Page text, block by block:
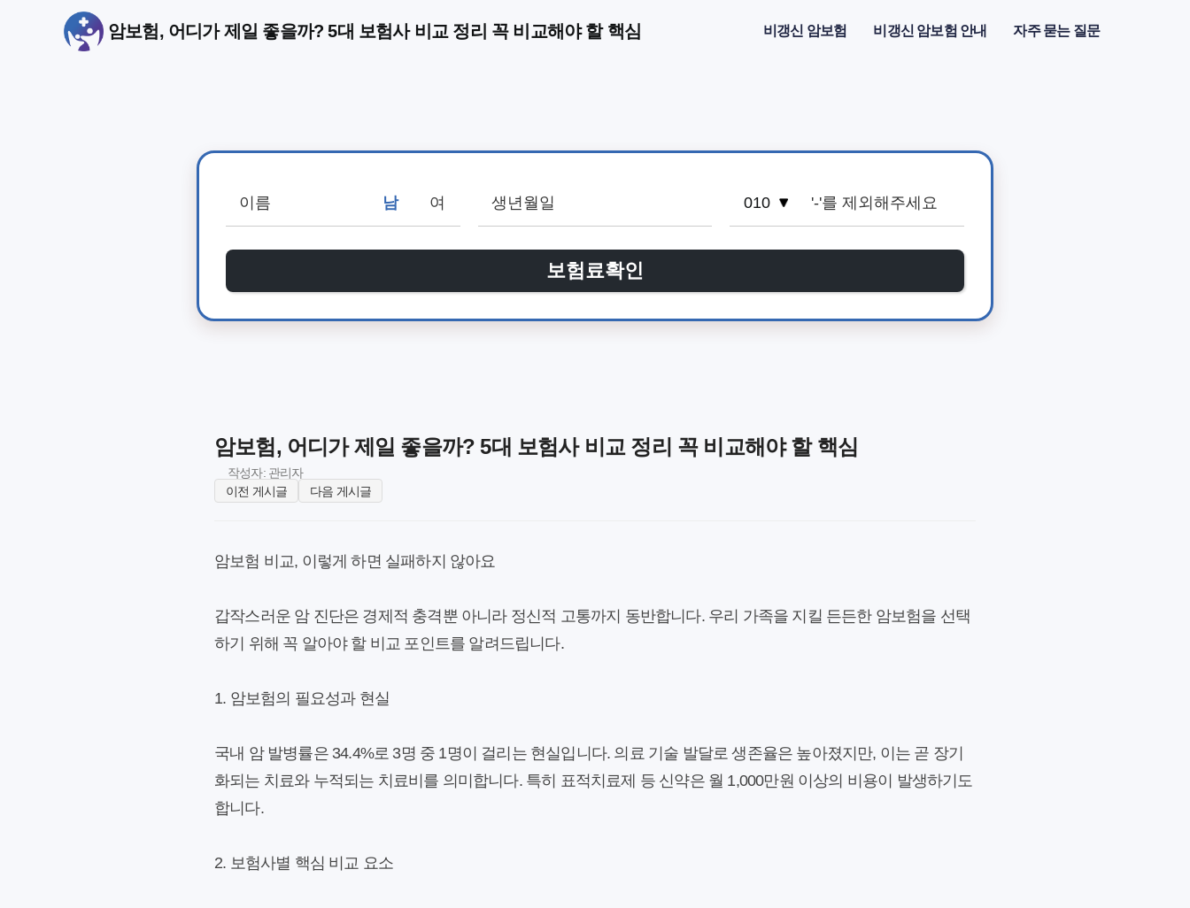
암보험, 어디가 제일 좋을까? 5대 보험사 비교 정리 꼭 비교해야 할 핵심 비갱신 암보험 비갱신 암보험 안내 자주 묻는 질문
남 여
보험료확인
암보험, 어디가 제일 좋을까? 5대 보험사 비교 정리 꼭 비교해야 할 핵심
작성자: 관리자
이전 게시글
다음 게시글
암보험 비교, 이렇게 하면 실패하지 않아요
갑작스러운 암 진단은 경제적 충격뿐 아니라 정신적 고통까지 동반합니다. 우리 가족을 지킬 든든한 암보험을 선택
하기 위해 꼭 알아야 할 비교 포인트를 알려드립니다.
1. 암보험의 필요성과 현실
국내 암 발병률은 34.4%로 3명 중 1명이 걸리는 현실입니다. 의료 기술 발달로 생존율은 높아졌지만, 이는 곧 장기
화되는 치료와 누적되는 치료비를 의미합니다. 특히 표적치료제 등 신약은 월 1,000만원 이상의 비용이 발생하기도
합니다.
2. 보험사별 핵심 비교 요소